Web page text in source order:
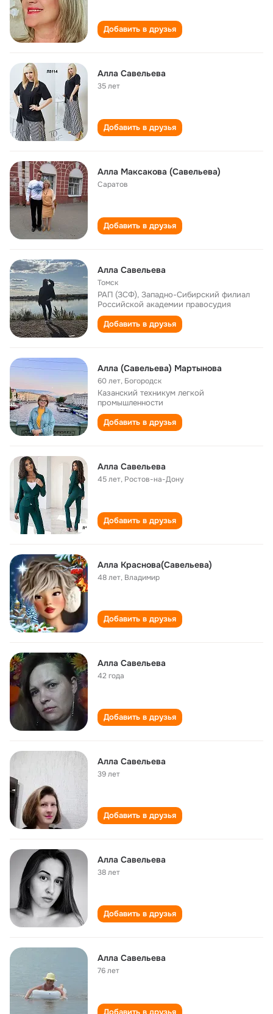
Добавить в друзья
Алла Савельева
35 лет
Добавить в друзья
Алла Максакова (Савельева)
Саратов
Добавить в друзья
Алла Савельева
Томск
РАП (ЗСФ), Западно-Сибирский филиал
Российской академии правосудия
Добавить в друзья
Алла (Савельева) Мартынова
60 лет, Богородск
Казанский техникум легкой
промышленности
Добавить в друзья
Алла Савельева
45 лет, Ростов-на-Дону
Добавить в друзья
Алла Краснова(Савельева)
48 лет, Владимир
Добавить в друзья
Алла Савельева
42 года
Добавить в друзья
Алла Савельева
39 лет
Добавить в друзья
Алла Савельева
38 лет
Добавить в друзья
Алла Савельева
76 лет
Добавить в друзья